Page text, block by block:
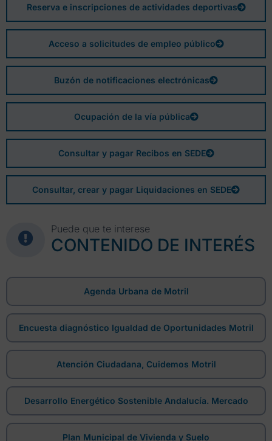
Reserva e inscripciones de actividades deportivas
Acceso a solicitudes de empleo público
Buzón de notificaciones electrónicas
Ocupación de la vía pública
Consultar y pagar Recibos en SEDE
Consultar, crear y pagar Liquidaciones en SEDE
Puede que te interese
CONTENIDO DE INTERÉS
Agenda Urbana de Motril
Encuesta diagnóstico Igualdad de Oportunidades Motril
Atención Ciudadana, Cuidemos Motril
Desarrollo Energético Sostenible Andalucía. Mercado
Plan Municipal de Vivienda y Suelo